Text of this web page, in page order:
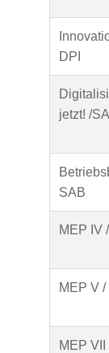
DPI
jetzt! /
SAB
MEP IV
MEP V
MEP VII